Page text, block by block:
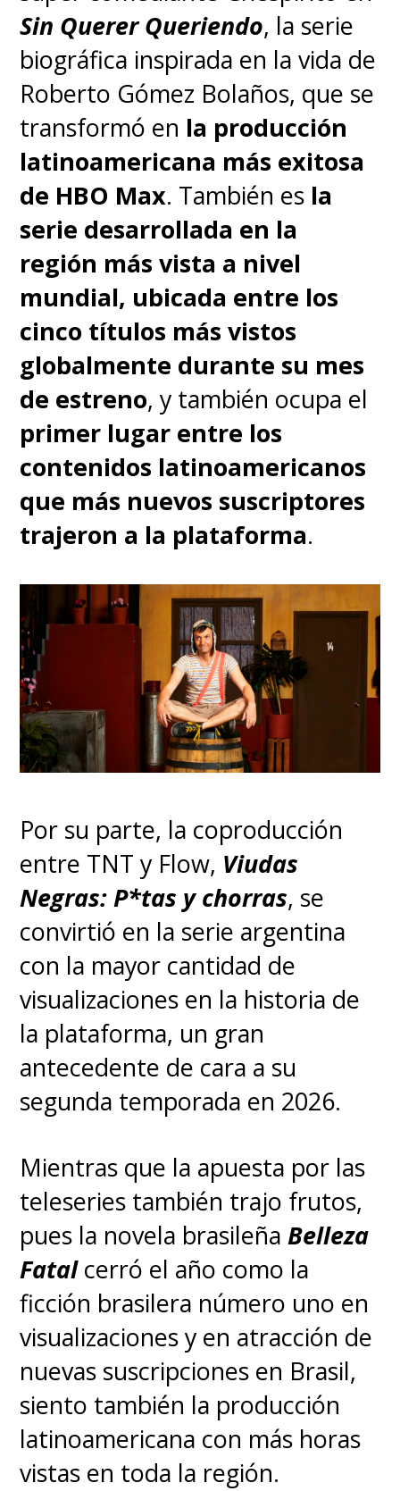
Sin Querer Queriendo, la serie
biográfica inspirada en la vida de
Roberto Gómez Bolaños, que se
transformó en la producción
latinoamericana más exitosa
de HBO Max. También es la
serie desarrollada en la
región más vista a nivel
mundial, ubicada entre los
cinco títulos más vistos
globalmente durante su mes
de estreno, y también ocupa el
primer lugar entre los
contenidos latinoamericanos
que más nuevos suscriptores
trajeron a la plataforma.
Por su parte, la coproducción
entre TNT y Flow, Viudas
Negras: P*tas y chorras, se
convirtió en la serie argentina
con la mayor cantidad de
visualizaciones en la historia de
la plataforma, un gran
antecedente de cara a su
segunda temporada en 2026.
Mientras que la apuesta por las
teleseries también trajo frutos,
pues la novela brasileñaBelleza
Fatal cerró el año como la
ficción brasilera número uno en
visualizaciones y en atracción de
nuevas suscripciones en Brasil,
siento también la producción
latinoamericana con más horas
vistas en toda la región.